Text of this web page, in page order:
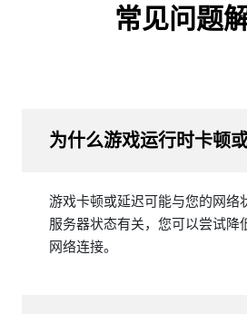
常见问题
为什么游戏运行时卡顿或
游戏卡顿或延迟可能与您的网络
服务器状态有关，您可以尝试降
网络连接。